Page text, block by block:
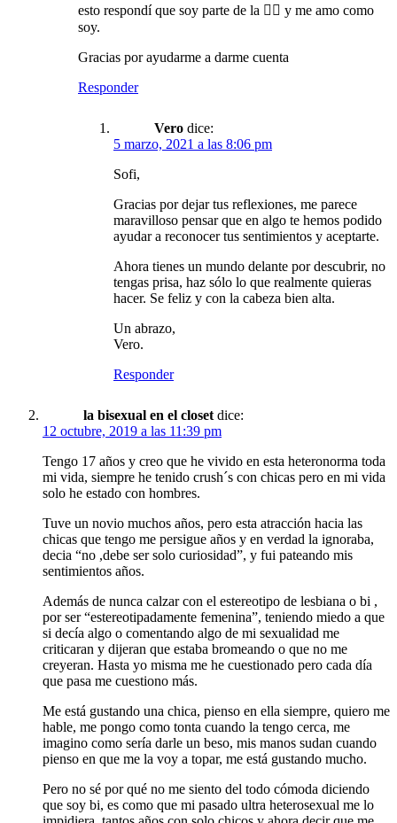
esto respondí que soy parte de la 🏳️‍🌈 y me amo como
soy.
Gracias por ayudarme a darme cuenta
Responder
Vero dice:
5 marzo, 2021 a las 8:06 pm
Sofi,
Gracias por dejar tus reflexiones, me parece
maravilloso pensar que en algo te hemos podido
ayudar a reconocer tus sentimientos y aceptarte.
Ahora tienes un mundo delante por descubrir, no
tengas prisa, haz sólo lo que realmente quieras
hacer. Se feliz y con la cabeza bien alta.
Un abrazo,
Vero.
Responder
la bisexual en el closet dice:
12 octubre, 2019 a las 11:39 pm
Tengo 17 años y creo que he vivido en esta heteronorma toda
mi vida, siempre he tenido crush´s con chicas pero en mi vida
solo he estado con hombres.
Tuve un novio muchos años, pero esta atracción hacia las
chicas que tengo me persigue años y en verdad la ignoraba,
decia “no ,debe ser solo curiosidad”, y fui pateando mis
sentimientos años.
Además de nunca calzar con el estereotipo de lesbiana o bi ,
por ser “estereotipadamente femenina”, teniendo miedo a que
si decía algo o comentando algo de mi sexualidad me
criticaran y dijeran que estaba bromeando o que no me
creyeran. Hasta yo misma me he cuestionado pero cada día
que pasa me cuestiono más.
Me está gustando una chica, pienso en ella siempre, quiero me
hable, me pongo como tonta cuando la tengo cerca, me
imagino como sería darle un beso, mis manos sudan cuando
pienso en que me la voy a topar, me está gustando mucho.
Pero no sé por qué no me siento del todo cómoda diciendo
que soy bi, es como que mi pasado ultra heterosexual me lo